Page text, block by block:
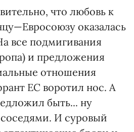
что любовь к
оказалась
все подмигивания
и предложения
отношения
ЕС воротил нос. А
быть... ну
И суровый